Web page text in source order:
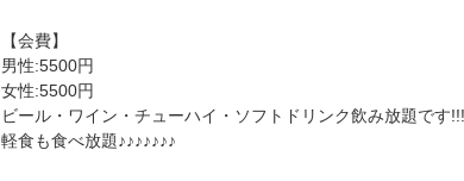
【会費】
男性:5500円
女性:5500円
ビール・ワイン・チューハイ・ソフトドリンク飲み放題です
軽食も食べ放題♪♪♪♪♪♪♪